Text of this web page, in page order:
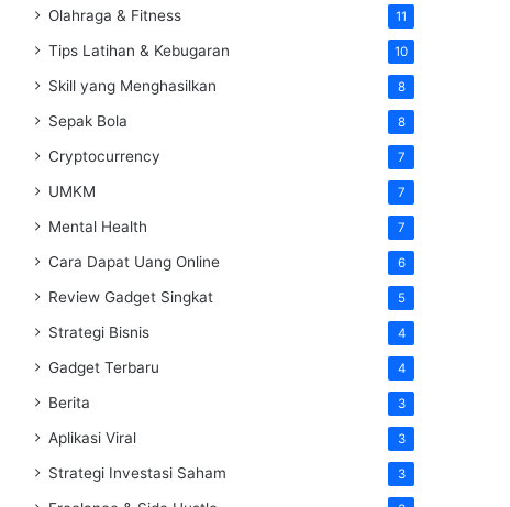
Olahraga & Fitness 11
Tips Latihan & Kebugaran 10
Skill yang Menghasilkan 8
Sepak Bola 8
Cryptocurrency 7
UMKM 7
Mental Health 7
Cara Dapat Uang Online 6
Review Gadget Singkat 5
Strategi Bisnis 4
Gadget Terbaru 4
Berita 3
Aplikasi Viral 3
Strategi Investasi Saham 3